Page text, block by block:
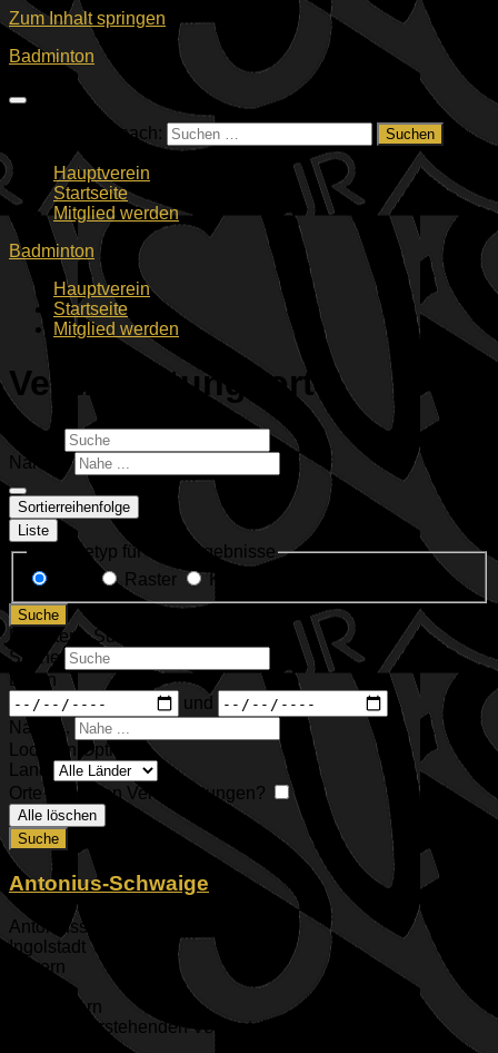
Zum Inhalt springen
Badminton
Suchen nach:
Hauptverein
Startseite
Mitglied werden
Badminton
Hauptverein
Startseite
Mitglied werden
Veranstaltungsorte
Suche
Nahe ...
Sortierreihenfolge
Liste
Anzeigetyp für Suchergebnisse
Raster Karte
Suche
Erweiterte Suche anzeigen
Suche
Daten
und
Nahe ...
Location Options
Land
Orte mit vielen Veranstaltungen?
Alle löschen
Suche
Antonius-Schwaige
Antoniusschwaige 47
Ingolstadt
Bayern
Oberbayern
Keine bevorstehenden Veranstaltungen